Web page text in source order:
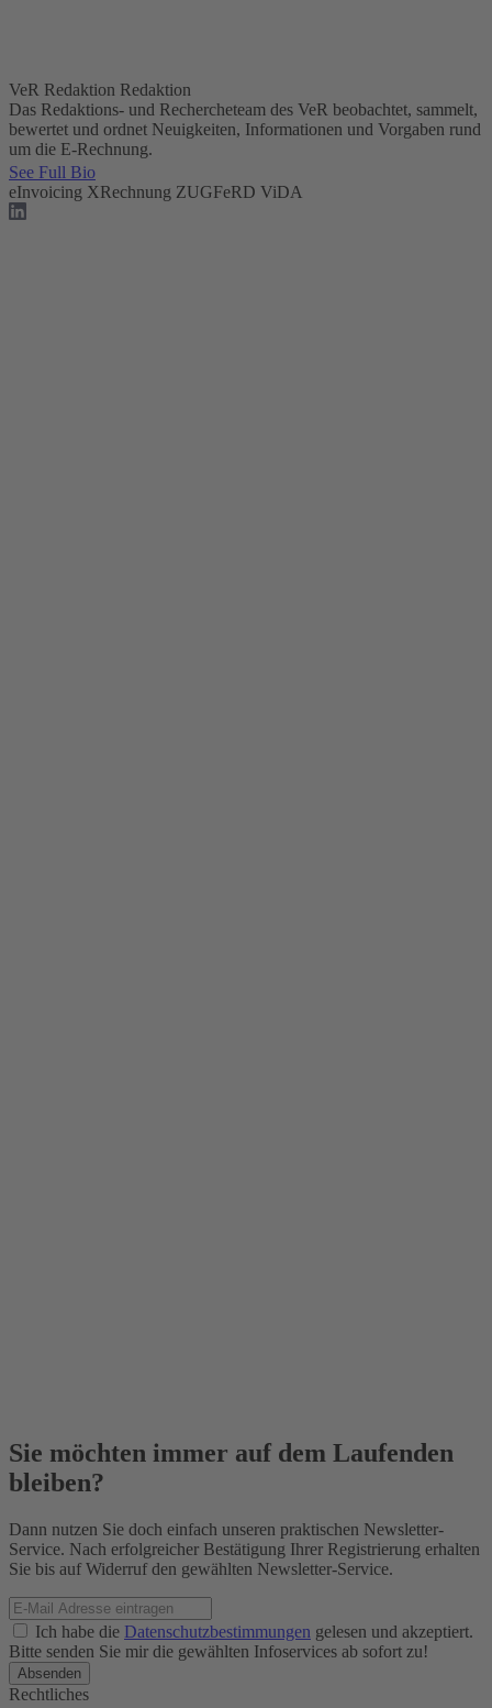
VeR Redaktion Redaktion
Das Redaktions- und Rechercheteam des VeR beobachtet, sammelt,
bewertet und ordnet Neuigkeiten, Informationen und Vorgaben rund
um die E-Rechnung.
See Full Bio
eInvoicing XRechnung ZUGFeRD ViDA
Sie möchten immer auf dem Laufenden
bleiben?
Dann nutzen Sie doch einfach unseren praktischen Newsletter-
Service. Nach erfolgreicher Bestätigung Ihrer Registrierung erhalten
Sie bis auf Widerruf den gewählten Newsletter-Service.
Ich habe die Datenschutzbestimmungen gelesen und akzeptiert.
Bitte senden Sie mir die gewählten Infoservices ab sofort zu!
Rechtliches